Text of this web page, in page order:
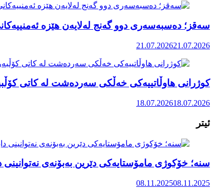
سەقز؛ دەسبەسەری دوو گەنج لەلایەن هێزە
21.07.202621.07.2026
کوژرانی هاوڵاتییەکی خەڵکی سەردەشت لە کاتی
18.07.202618.07.2026
ئیتر
سنە؛ خۆکوژی مامۆستایەکی دێرین بەبۆنەی
08.11.202508.11.2025